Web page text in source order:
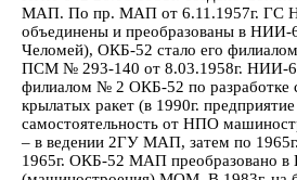
МАП. По пр. МАП от 6.11.1957г. ГС
объединены и преобразованы в НИИ-
Челомей), ОКБ-52 стало его
ПСМ № 293-140 от 8.03.1958г. НИИ-
филиалом № 2 ОКБ-52 по разработке
крылатых ракет (в 1990г.
самостоятельность от НПО
– в ведении 2ГУ МАП, затем по
1965г. ОКБ-52 МАП преобразовано